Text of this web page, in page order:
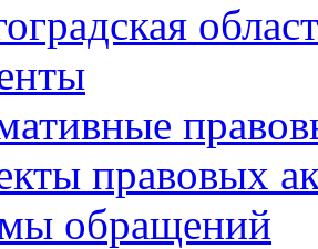
правовых
обращений